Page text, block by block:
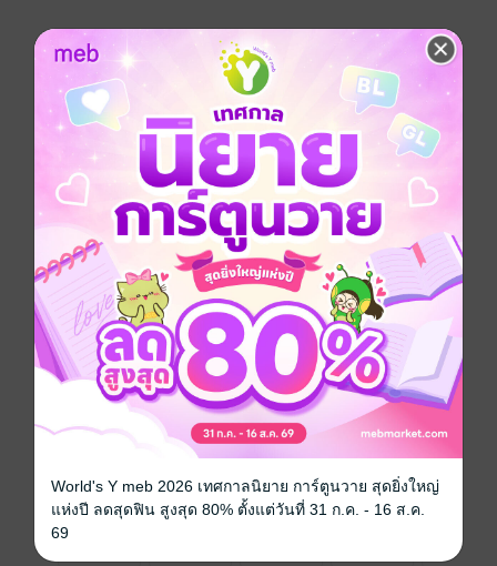
นิตยสารสุขภาพ แถมฟรี ที่มีผู้อ่านมากที่สุดในประเทศ
ประเภทไฟล์
วันที่วางขาย 30 กันยายน 2555
ความยาว
ราคาปก ฟรี
ฉบับย้อนหลัง
World's Y meb 2026 เทศกาลนิยาย การ์ตูนวาย สุดยิ่งใหญ่
แห่งปี ลดสุดฟิน สูงสุด 80% ตั้งแต่วันที่ 31 ก.ค. - 16 ส.ค.
69